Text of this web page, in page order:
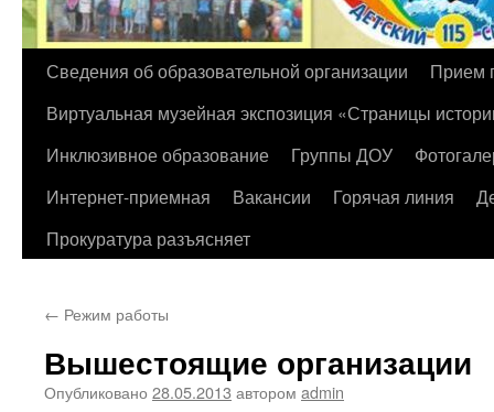
Перейти
содержимому
Сведения об образовательной организации
Прием
Виртуальная музейная экспозиция «Страницы
Инклюзивное образование
Группы ДОУ
Интернет-приемная
Вакансии Горячая линия
Прокуратура разъясняет
← Режим работы
Вышестоящие организации
Опубликовано 28.05.2013 автором admin